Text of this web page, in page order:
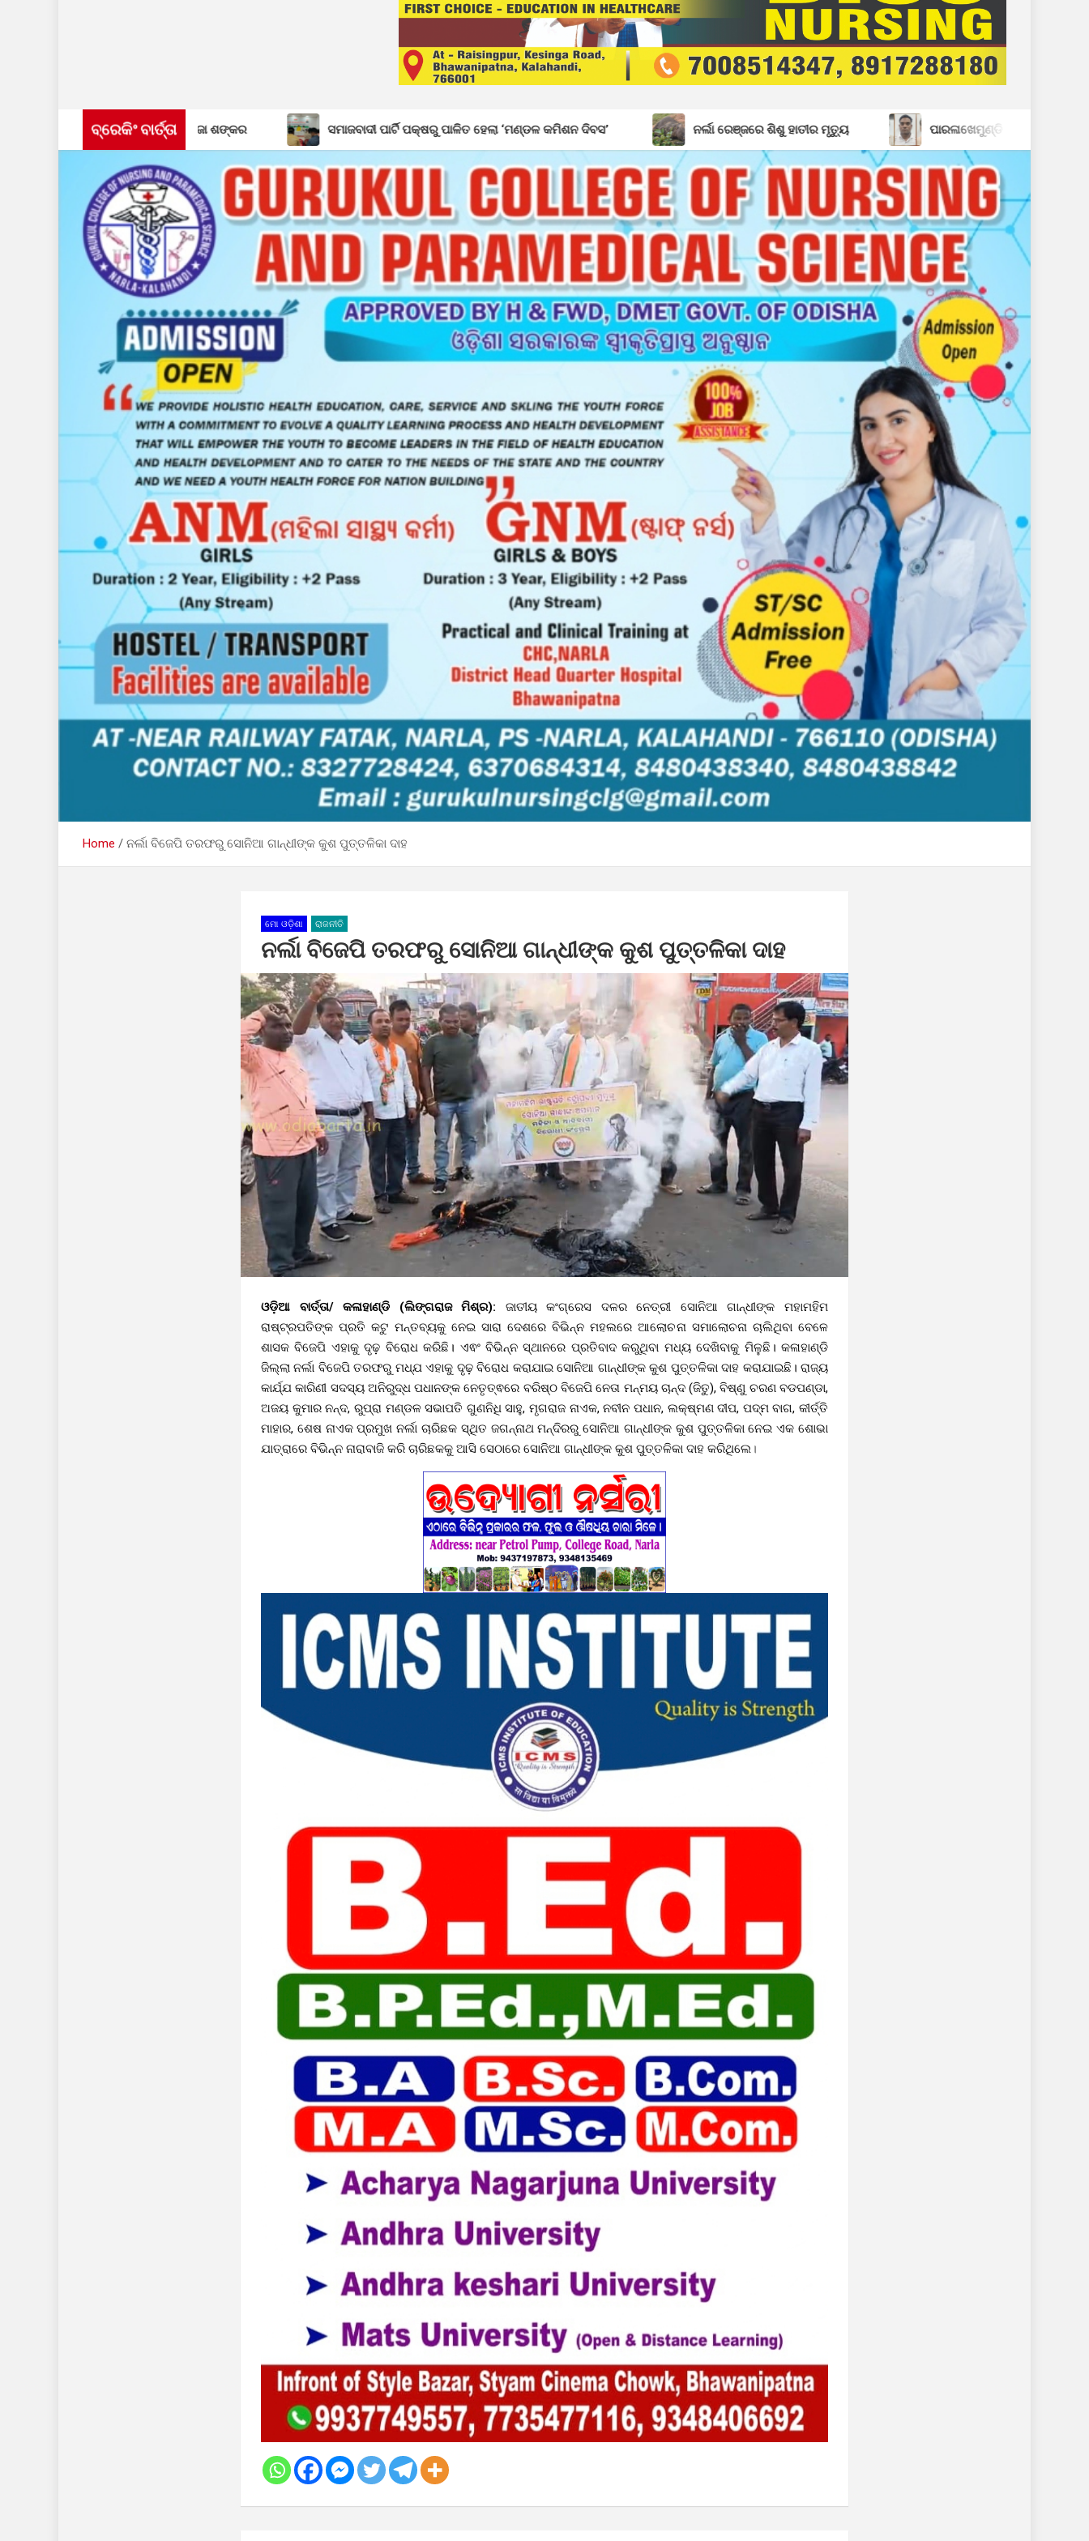
ବ୍ରେକିଂ ବାର୍ତ୍ତା
ଇଂ. ଗିରିଜା ଶଙ୍କର ସମାଜବାଦୀ ପାର୍ଟି ପକ୍ଷରୁ ପାଳିତ ହେଲା ‘ମଣ୍ଡଳ କମିଶନ ଦିବସ’ ନର୍ଲା ରେଞ୍ଜରେ ଶିଶୁ ହାତୀର ମୃତ୍ୟୁ ପାରଳାଖେମୁଣ୍ଡି ପଟ୍ଟନାୟକ ବନ୍ଧ ପୁନରୁଦ୍ଧାର ଓ
Home ନର୍ଲା ବିଜେପି ତରଫରୁ ସୋନିଆ ଗାନ୍ଧୀଙ୍କ କୁଶ ପୁତ୍ତଳିକା ଦାହ
ମୋ ଓଡ଼ିଶା ରାଜନୀତି
ନର୍ଲା ବିଜେପି ତରଫରୁ ସୋନିଆ ଗାନ୍ଧୀଙ୍କ କୁଶ ପୁତ୍ତଳିକା ଦାହ
ଓଡ଼ିଆ ବାର୍ତ୍ତା/ କଳାହାଣ୍ଡି (ଲିଙ୍ଗରାଜ ମିଶ୍ର): ଜାତୀୟ କଂଗ୍ରେସ ଦଳର ନେତ୍ରୀ ସୋନିଆ ଗାନ୍ଧୀଙ୍କ ମହାମହିମ
ରାଷ୍ଟ୍ରପତିଙ୍କ ପ୍ରତି କଟୁ ମନ୍ତବ୍ୟକୁ ନେଇ ସାରା ଦେଶରେ ବିଭିନ୍ନ ମହଲରେ ଆଲୋଚନା ସମାଲୋଚନା ଚାଲିଥିବା ବେଳେ
ଶାସକ ବିଜେପି ଏହାକୁ ଦୃଢ଼ ବିରୋଧ କରିଛି। ଏଵଂ ବିଭିନ୍ନ ସ୍ଥାନରେ ପ୍ରତିବାଦ କରୁଥିବା ମଧ୍ୟ ଦେଖିବାକୁ ମିଳୁଛି। କଳାହାଣ୍ଡି
ଜିଲ୍ଲା ନର୍ଲା ବିଜେପି ତରଫରୁ ମଧ୍ଯ ଏହାକୁ ଦୃଢ଼ ବିରୋଧ କରାଯାଇ ସୋନିଆ ଗାନ୍ଧୀଙ୍କ କୁଶ ପୁତ୍ତଳିକା ଦାହ କରାଯାଇଛି। ରାଜ୍ୟ
କାର୍ଯ୍ଯ କାରିଣୀ ସଦସ୍ୟ ଅନିରୁଦ୍ଧ ପଧାନଙ୍କ ନେତୃତ୍ଵରେ ବରିଷ୍ଠ ବିଜେପି ନେତା ମନ୍ମୟ ଚାନ୍ଦ (ଜିତୁ), ବିଷ୍ଣୁ ଚରଣ ବଡପଣ୍ଡା,
ଅଜୟ କୁମାର ନନ୍ଦ, ରୁପ୍ରା ମଣ୍ଡଳ ସଭାପତି ଗୁଣନିଧି ସାହୁ, ମୃଗରାଜ ନାଏକ, ନବୀନ ପଧାନ, ଲକ୍ଷ୍ମଣ ଦୀପ, ପଦ୍ମ ବାଗ, କୀର୍ତ୍ତି
ମାହାର, ଶେଷ ନାଏକ ପ୍ରମୁଖ ନର୍ଲା ଚାରିଛକ ସ୍ଥିତ ଜଗନ୍ନାଥ ମନ୍ଦିରରୁ ସୋନିଆ ଗାନ୍ଧୀଙ୍କ କୁଶ ପୁତ୍ତଳିକା ନେଇ ଏକ ଶୋଭା
ଯାତ୍ରାରେ ବିଭିନ୍ନ ନାରାବାଜି କରି ଚାରିଛକକୁ ଆସି ସେଠାରେ ସୋନିଆ ଗାନ୍ଧୀଙ୍କ କୁଶ ପୁତ୍ତଳିକା ଦାହ କରିଥିଲେ ।